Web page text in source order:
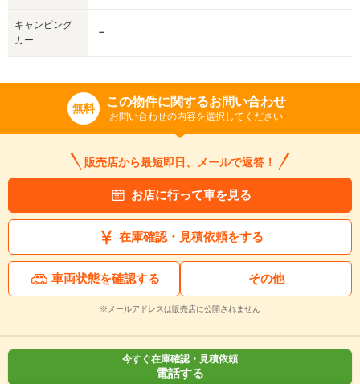
キャンピング
カー
－
無料 この物件に関するお問い合わせ
お問い合わせの内容を選択してください
販売店から最短即日、メールで返答！
お店に行って車を見る
在庫確認・見積依頼をする
車両状態を確認する その他
※メールアドレスは販売店に公開されません
今すぐ在庫確認・見積依頼
電話する